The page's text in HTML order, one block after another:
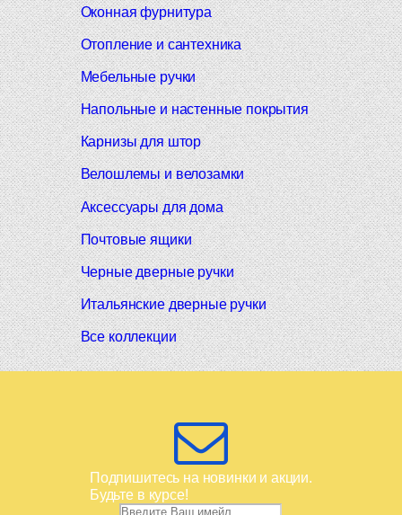
Оконная фурнитура
Отопление и сантехника
Мебельные ручки
Напольные и настенные покрытия
Карнизы для штор
Велошлемы и велозамки
Аксессуары для дома
Почтовые ящики
Черные дверные ручки
Итальянские дверные ручки
Все коллекции
Подпишитесь на новинки и акции.
Будьте в курсе!